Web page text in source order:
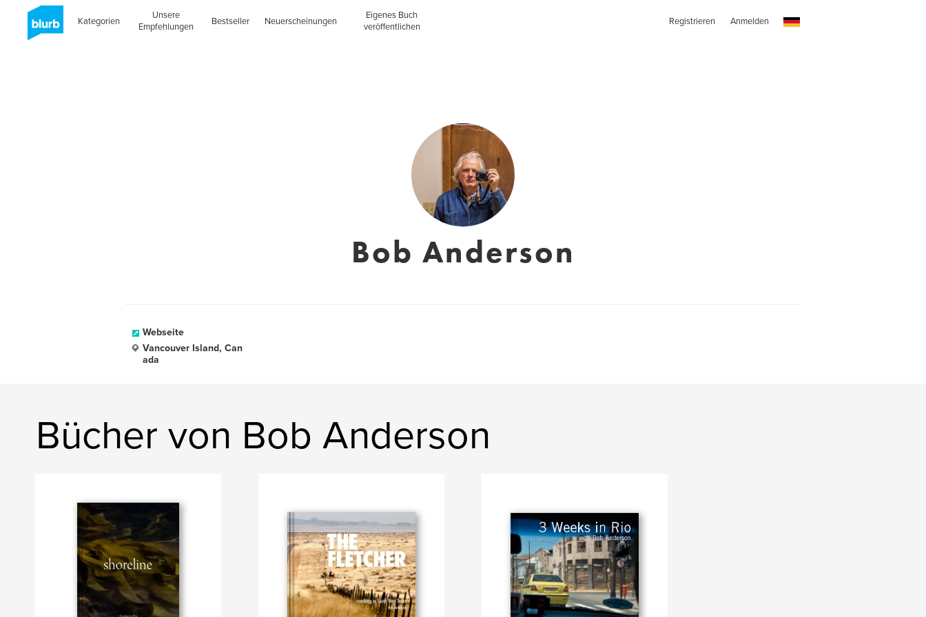
Kategorien
Unsere
Empfehlungen
Bestseller Neuerscheinungen
Eigenes Buch
veröffentlichen
Registrieren Anmelden
Bob Anderson
Webseite
Vancouver Island, Can
ada
Bücher von Bob Anderson